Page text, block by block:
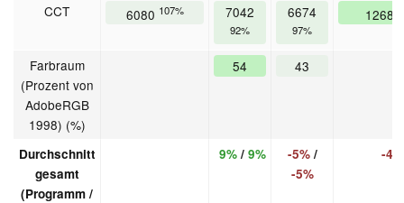
CCT 6080 107% 7042
92%
6674
97%
12680
Farbraum
(Prozent von
AdobeRGB
1998) (%)
54 43
Durchschnitt
gesamt
(Programm /
9%/ 9% -5%/
-5%
-